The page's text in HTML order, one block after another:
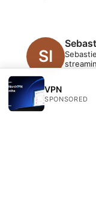
VPN
SPONSORED